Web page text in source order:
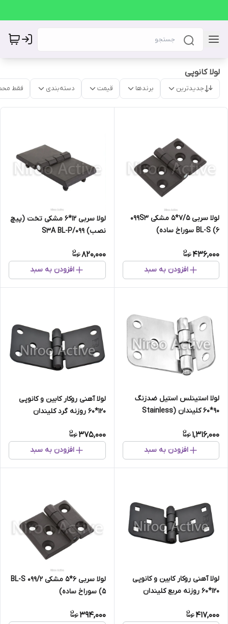
لولا کانوپی
جدیدترین برندها قیمت دسته‌بندی فقط
لولا سربی ۷/۵*۵ مشکی ۰۹۹S۳
BL-S (۶ سوراخ ساده)
436,000
افزودن به سبد
لولا سربی ۱۲*۶ مشکی تخت (پیچ
نصب) ۰۹۹/S۳A BL-P
820,000
افزودن به سبد
لولا استینلس استیل ضدزنگ
۹۰*۶۰ کلیندان (Stainless
1,316,000
افزودن به سبد
لولا آهنی روکار کابین و کانوپی
۱۲۰*۶۰ روزنه گرد کلیندان
375,000
افزودن به سبد
لولا آهنی روکار کابین و کانوپی
۱۲۰*۶۰ روزنه مربع کلیندان
417,000
لولا سربی ۶*۵ مشکی ۰۹۹/۲ BL-S
(۵ سوراخ ساده)
394,000